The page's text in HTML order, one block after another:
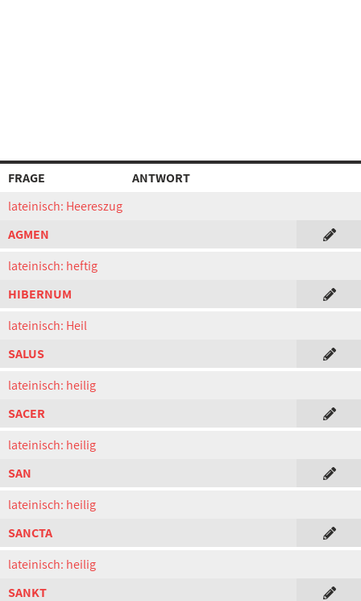
FRAGE
ANTWORT
lateinisch: Heereszug
AGMEN
lateinisch: heftig
HIBERNUM
lateinisch: Heil
SALUS
lateinisch: heilig
SACER
lateinisch: heilig
SAN
lateinisch: heilig
SANCTA
lateinisch: heilig
SANKT